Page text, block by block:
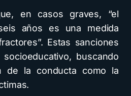
en casos graves, “el
años es una medida
Estas sanciones
buscando
de la conducta como la